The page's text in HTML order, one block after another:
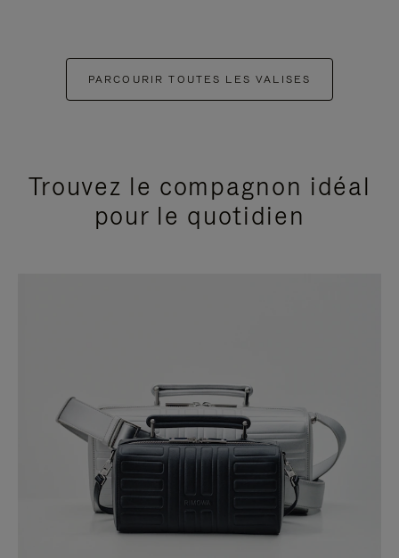
PARCOURIR TOUTES LES VALISES
Trouvez le compagnon idéal
pour le quotidien